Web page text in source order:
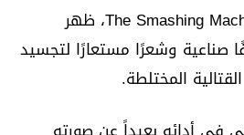
على السجادة الحمراء لعرض فيلمه الجديد "ذا سماشينغ ماشين" The Smashing Machine، ظهر
أطرافًا صناعية وشعرًا مستعارًا لتجسيد